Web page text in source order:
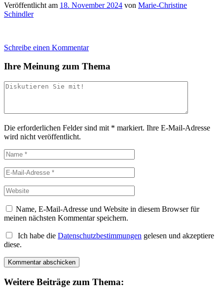
Veröffentlicht am 18. November 2024 von Marie-Christine
Schindler
Schreibe einen Kommentar
Ihre Meinung zum Thema
Die erforderlichen Felder sind mit * markiert. Ihre E-Mail-Adresse
wird nicht veröffentlicht.
Name, E-Mail-Adresse und Website in diesem Browser für
meinen nächsten Kommentar speichern.
Ich habe die Datenschutzbestimmungen gelesen und akzeptiere
diese.
Weitere Beiträge zum Thema: